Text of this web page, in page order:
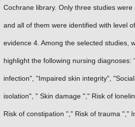
Cochrane library. Only three studies were
and all of them were identified with level of
evidence 4. Among the selected studies,
highlight the following nursing diagnoses:
infection", "Impaired skin integrity", "Social
isolation", " Skin damage "," Risk of
Risk of constipation "," Risk of trauma ","